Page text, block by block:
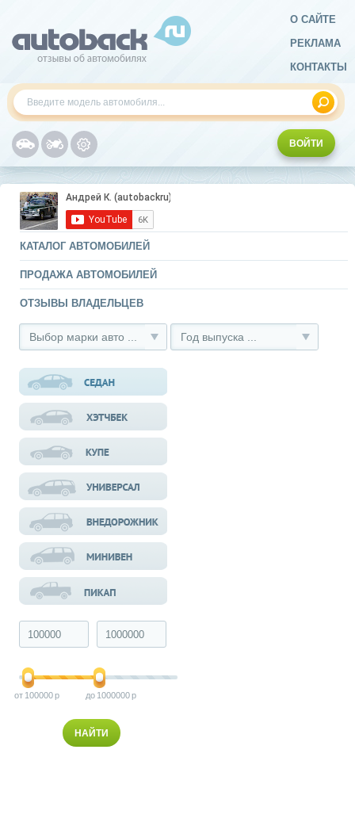
О САЙТЕ
РЕКЛАМА
КОНТАКТЫ
ВОЙТИ
КАТАЛОГ АВТОМОБИЛЕЙ
ПРОДАЖА АВТОМОБИЛЕЙ
ОТЗЫВЫ ВЛАДЕЛЬЦЕВ
Выбор марки авто ... Год выпуска ...
100000 1000000